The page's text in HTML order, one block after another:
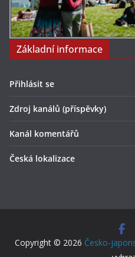
Základní informace
Přihlásit se
Zdroj kanálů (příspěvky)
Kanál komentářů
Česká lokalizace
Copyright © 2026 Česko-